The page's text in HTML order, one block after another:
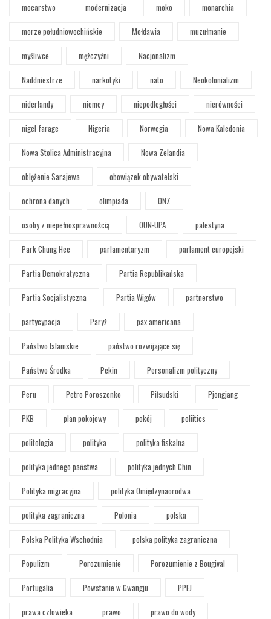
mocarstwo
modernizacja moko
monarchia
morze południowochińskie
Mołdawia
muzułmanie
myśliwce
mężczyźni
Nacjonalizm
Naddniestrze
narkotyki nato
Neokolonializm
niderlandy
niemcy niepodległości
nierówności
nigel farage
Nigeria Norwegia
Nowa Kaledonia
Nowa Stolica Administracyjna
Nowa Zelandia
oblężenie Sarajewa
obowiązek obywatelski
ochrona danych
olimpiada
ONZ
osoby z niepełnosprawnością
OUN-UPA
palestyna
Park Chung Hee
parlamentaryzm
parlament europejski
Partia Demokratyczna
Partia Republikańska
Partia Socjalistyczna
Partia Wigów
partnerstwo
partycypacja
Paryż
pax americana
Państwo Islamskie
państwo rozwijające się
Państwo Środka
Pekin
Personalizm polityczny
Peru
Petro Poroszenko Piłsudski
Pjongjang
PKB
plan pokojowy pokój
poliitics
politologia
polityka
polityka fiskalna
polityka jednego państwa
polityka jednych Chin
Polityka migracyjna
polityka Omiędzynaorodwa
polityka zagraniczna
Polonia
polska
Polska Polityka Wschodnia
polska polityka zagraniczna
Populizm
Porozumienie
Porozumienie z Bougival
Portugalia
Powstanie w Gwangju
PPEJ
prawa człowieka
prawo prawo do wody